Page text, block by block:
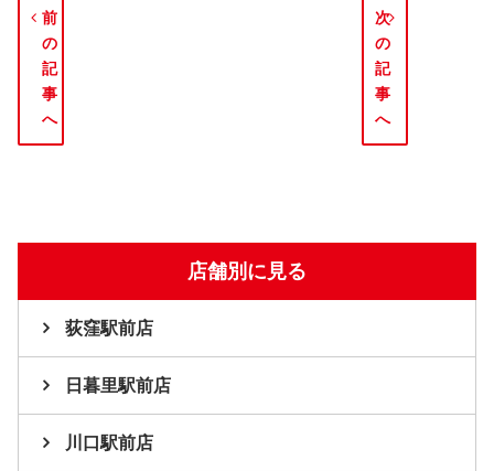
前
の
記
事
へ
次
の
記
事
へ
店舗別に見る
荻窪駅前店
日暮里駅前店
川口駅前店